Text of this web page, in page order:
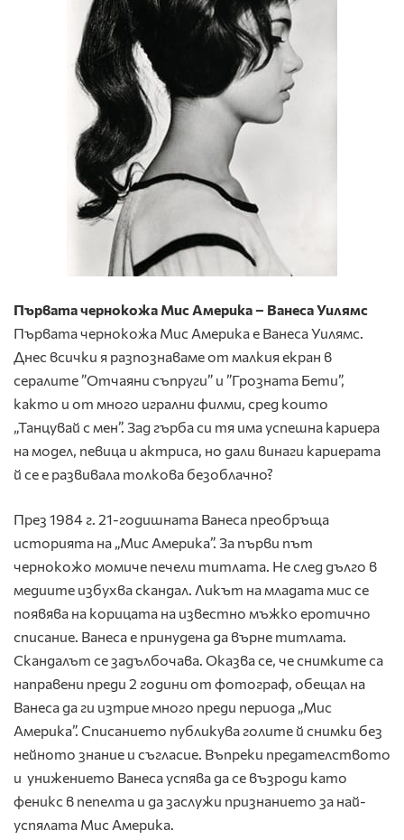
Първата чернокожа Мис Америка – Ванеса Уилямс
Първата чернокожа Мис Америка е Ванеса Уилямс.
Днес всички я разпознаваме от малкия екран в
сералите ”Отчаяни съпруги” и ”Грозната Бети”,
както и от много игрални филми, сред които
„Танцувай с мен”. Зад гърба си тя има успешна кариера
на модел, певица и актриса, но дали винаги кариерата
й се е развивала толкова безоблачно?
През 1984 г. 21-годишната Ванеса преобръща
историята на „Мис Америка”. За първи път
чернокожо момиче печели титлата. Не след дълго в
медиите избухва скандал. Ликът на младата мис се
появява на корицата на известно мъжко еротично
списание. Ванеса е принудена да върне титлата.
Скандалът се задълбочава. Оказва се, че снимките са
направени преди 2 години от фотограф, обещал на
Ванеса да ги изтрие много преди периода „Мис
Америка”. Списанието публикува голите й снимки без
нейното знание и съгласие. Въпреки предателството
и унижението Ванеса успява да се възроди като
феникс в пепелта и да заслужи признанието за най-
успялата Мис Америка.